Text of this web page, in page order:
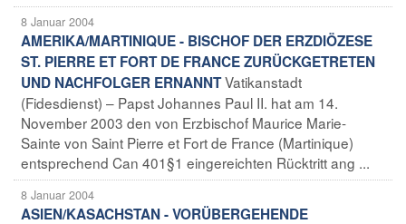
8 Januar 2004
AMERIKA/MARTINIQUE - BISCHOF DER ERZDIÖZESE
ST. PIERRE ET FORT DE FRANCE ZURÜCKGETRETEN
UND NACHFOLGER ERNANNTVatikanstadt
(Fidesdienst) – Papst Johannes Paul II. hat am 14.
November 2003 den von Erzbischof Maurice Marie-
Sainte von Saint Pierre et Fort de France (Martinique)
entsprechend Can 401§1 eingereichten Rücktritt ang ...
8 Januar 2004
ASIEN/KASACHSTAN - VORÜBERGEHENDE